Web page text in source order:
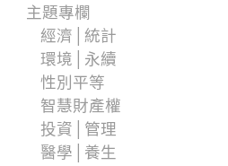
主題專欄
經濟│統計
環境│永續
性別平等
智慧財產權
投資│管理
醫學│養生